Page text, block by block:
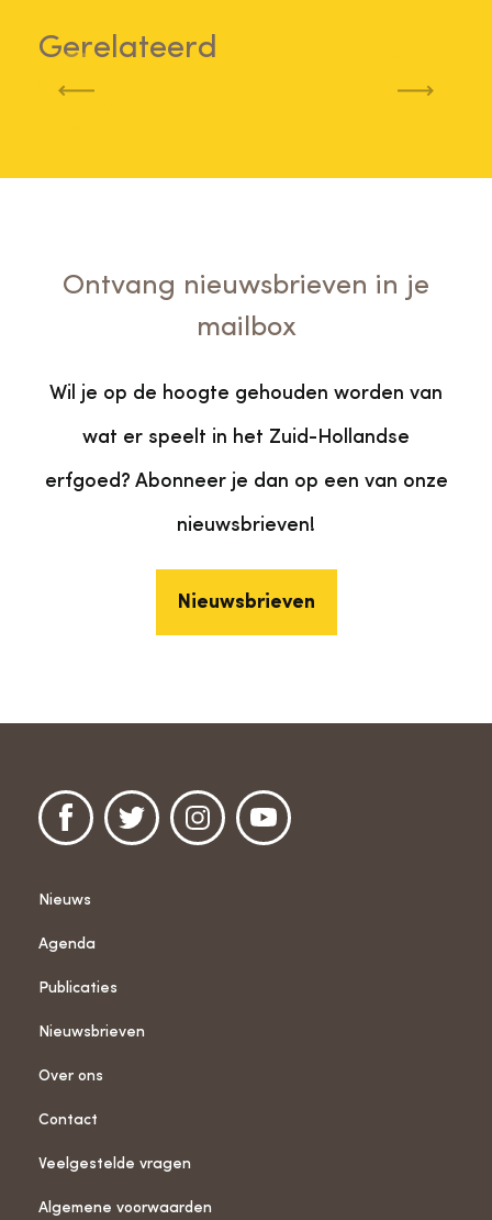
Gerelateerd
Ontvang nieuwsbrieven in je
mailbox
Wil je op de hoogte gehouden worden van
wat er speelt in het Zuid-Hollandse
erfgoed? Abonneer je dan op een van onze
nieuwsbrieven!
Nieuwsbrieven
Nieuws
Agenda
Publicaties
Nieuwsbrieven
Over ons
Contact
Veelgestelde vragen
Algemene voorwaarden